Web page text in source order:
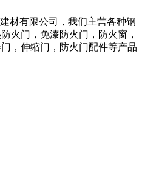
材有限公司，我们主营各种钢
火门，免漆防火门，防火窗，
，伸缩门，防火门配件等产品